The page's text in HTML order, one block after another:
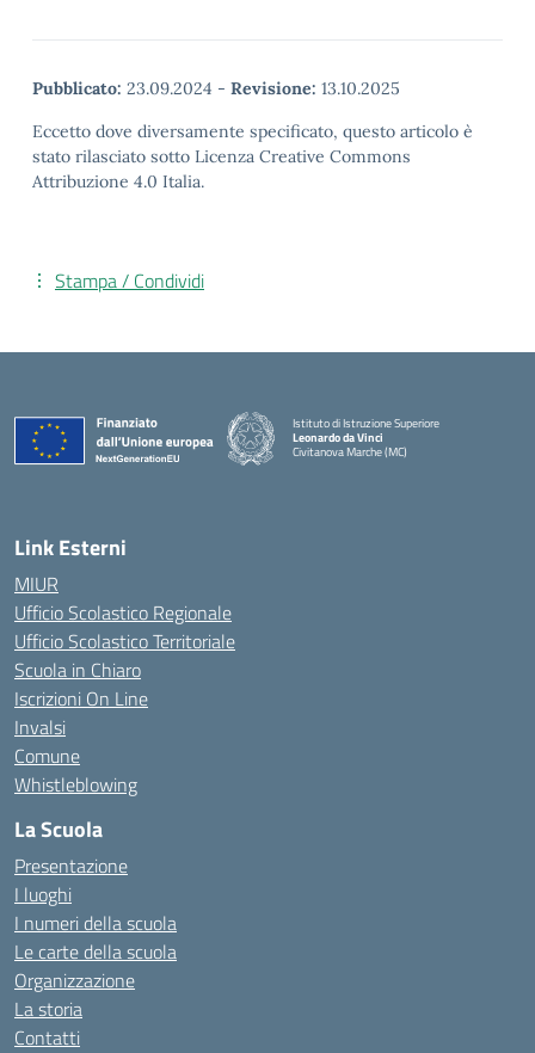
Pubblicato: 23.09.2024 - Revisione: 13.10.2025
Eccetto dove diversamente specificato, questo articolo è
stato rilasciato sotto Licenza Creative Commons
Attribuzione 4.0 Italia.
Stampa / Condividi
Istituto di Istruzione Superiore
Leonardo da Vinci
Civitanova Marche (MC)
Link Esterni
MIUR
Ufficio Scolastico Regionale
Ufficio Scolastico Territoriale
Scuola in Chiaro
Iscrizioni On Line
Invalsi
Comune
Whistleblowing
La Scuola
Presentazione
I luoghi
I numeri della scuola
Le carte della scuola
Organizzazione
La storia
Contatti